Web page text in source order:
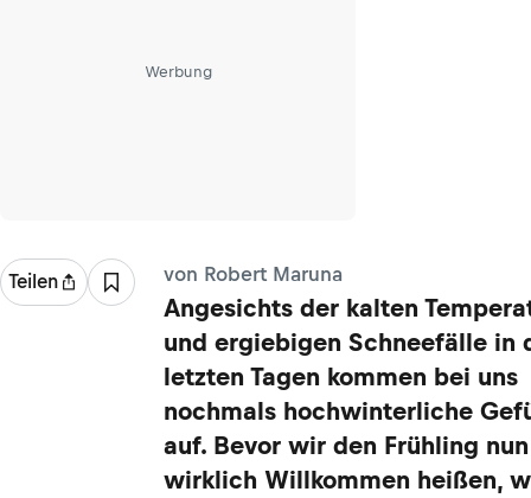
Werbung
Teilen von Robert Maruna
Angesichts der kalten
und ergiebigen Schneefälle in
letzten Tagen kommen bei uns
nochmals hochwinterliche
auf. Bevor wir den Frühling nun
wirklich Willkommen heißen,